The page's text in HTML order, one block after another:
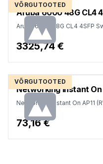
VÕRGUTOOTED
Aruba 6000 48G CL4
Aruba 6000 48G CL4 4SFP
3325,74 €
VÕRGUTOOTED
Networking Instant On
Networking Instant On AP11
73,16 €